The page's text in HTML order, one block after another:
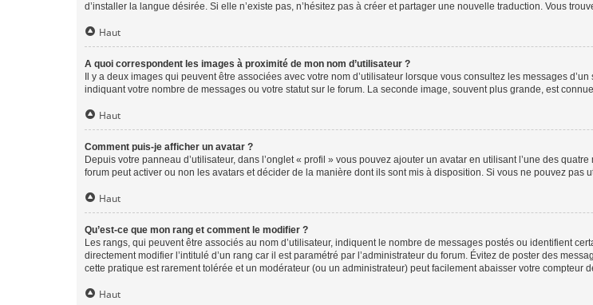
d’installer la langue désirée. Si elle n’existe pas, n’hésitez pas à créer et partager une nouvelle traduction. Vous
Haut
A quoi correspondent les images à proximité de mon nom d’utilisateur ?
Il y a deux images qui peuvent être associées avec votre nom d’utilisateur lorsque vous consultez les messages
indiquant votre nombre de messages ou votre statut sur le forum. La seconde image, souvent plus grande, est
Haut
Comment puis-je afficher un avatar ?
Depuis votre panneau d’utilisateur, dans l’onglet « profil » vous pouvez ajouter un avatar en utilisant l’une des
forum peut activer ou non les avatars et décider de la manière dont ils sont mis à disposition. Si vous ne pouvez pas
Haut
Qu’est-ce que mon rang et comment le modifier ?
Les rangs, qui peuvent être associés au nom d’utilisateur, indiquent le nombre de messages postés ou identifient
directement modifier l’intitulé d’un rang car il est paramétré par l’administrateur du forum. Évitez de poster des
cette pratique est rarement tolérée et un modérateur (ou un administrateur) peut facilement abaisser votre compteur
Haut